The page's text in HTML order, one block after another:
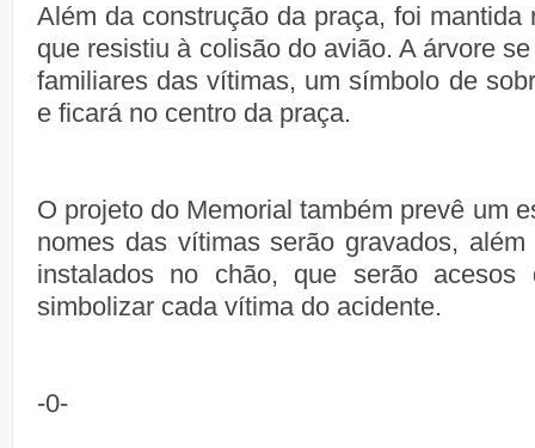
Além da construção da praça, foi mantida
que resistiu à colisão do avião. A árvore
familiares das vítimas, um símbolo de
e ficará no centro da praça.
O projeto do Memorial também prevê um
nomes das vítimas serão gravados,
instalados no chão, que serão acesos
simbolizar cada vítima do acidente.
-0-